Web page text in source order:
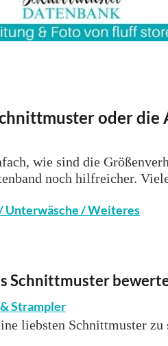
Unterwäsche / Weiteres
Strampler
oder
wie sind die
noch hilfreicher.
Schnittmuster
liebsten Schnittmuster